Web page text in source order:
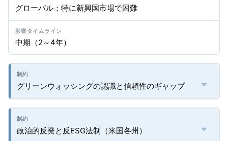
グローバル；特に新興国市場で困難
中期（2～4年）
グリーンウォッシングの認識と信頼性のギャップ
政治的反発と反ESG法制（米国各州）